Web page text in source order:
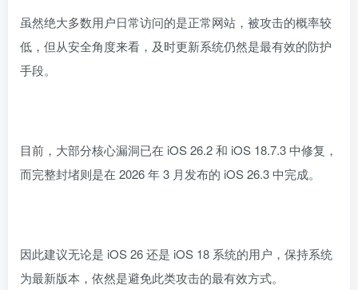
虽然绝大多数用户日常访问的是正常网站，被攻击的概率较
低，但从安全角度来看，及时更新系统仍然是最有效的防护
手段。
目前，大部分核心漏洞已在 iOS 26.2 和 iOS 18.7.3 中修复，
而完整封堵则是在 2026 年 3 月发布的 iOS 26.3 中完成。
因此建议无论是 iOS 26 还是 iOS 18 系统的用户，保持系统
为最新版本，依然是避免此类攻击的最有效方式。